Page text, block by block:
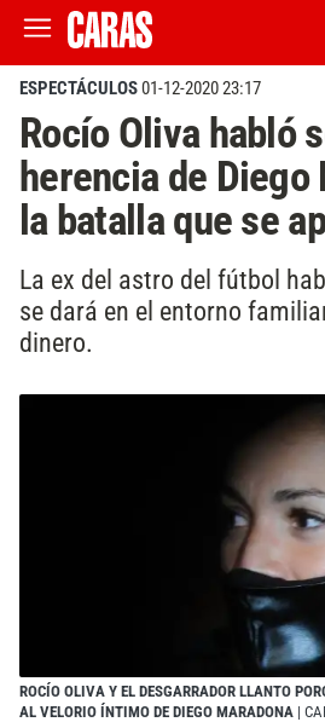
ESPECTÁCULOS01-12-2020 23:17
Rocío Oliva habló
herencia de Diego
la batalla que se
La ex del astro del fútbol
se dará en el entorno
dinero.
ROCÍO OLIVA Y EL DESGARRADOR LLANTO
AL VELORIO ÍNTIMO DE DIEGO MARADONA |